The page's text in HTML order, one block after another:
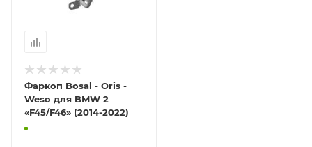
Фаркоп Bosal - Oris -
Weso для BMW 2
«F45/F46» (2014-2022)